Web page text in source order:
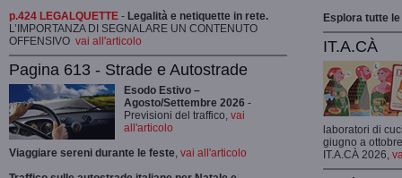
p.424 LEGALQUETTE - Legalità e netiquette in rete.
L’IMPORTANZA DI SEGNALARE UN CONTENUTO
OFFENSIVO vai all'articolo
Pagina 613 - Strade e Autostrade
Esodo Estivo –
Agosto/Settembre 2026 -
Previsioni del traffico, vai
all'articolo
Viaggiare sereni durante le feste, vai all'articolo
Esplora tutte
IT.A.CÀ
laboratori di
giugno a
IT.A.CÀ 2026,